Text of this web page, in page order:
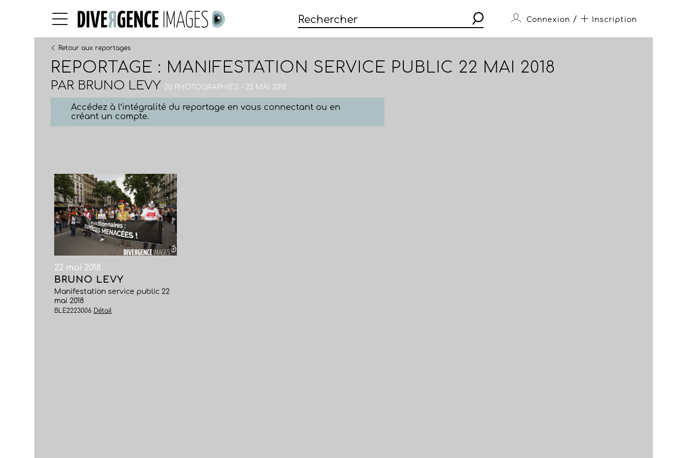
Connexion / Inscription
Retour aux reportages
REPORTAGE : MANIFESTATION SERVICE PUBLIC 22 MAI 2018
PAR BRUNO LEVY 20 PHOTOGRAPHIES - 22 MAI 2018
Accédez à l’intégralité du reportage en vous connectant ou en
créant un compte.
22 mai 2018
BRUNO LEVY
Manifestation service public 22
mai 2018
BLE2223006 Détail